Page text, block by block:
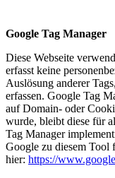
Google Tag Manager
Diese Webseite
erfasst keine
Auslösung anderer
erfassen. Google Tag
auf Domain- oder
wurde, bleibt diese für
Tag Manager
Google zu diesem Tool
hier: https://